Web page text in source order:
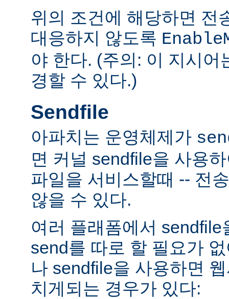
위의 조건에 해당하면 전
대응하지 않도록
야 한다. (주의: 이 지시어
경할 수 있다.)
Sendfile
아파치는 운영체제가
면 커널 sendfile을 사용
파일을 서비스할때 -- 전
않을 수 있다.
여러 플래폼에서
send를 따로 할 필요가
나 sendfile을 사용하면
치게되는 경우가 있다: